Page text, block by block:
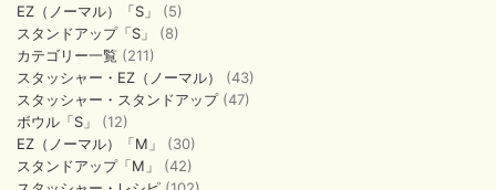
EZ（ノーマル）「S」
(5)
スタンドアップ「S」
(8)
カテゴリー一覧 (211)
スタッシャー・EZ（ノーマル）
(43)
スタッシャー・スタンドアップ(47)
ボウル「S」
(12)
EZ（ノーマル）「M」
(30)
スタンドアップ「M」
(42)